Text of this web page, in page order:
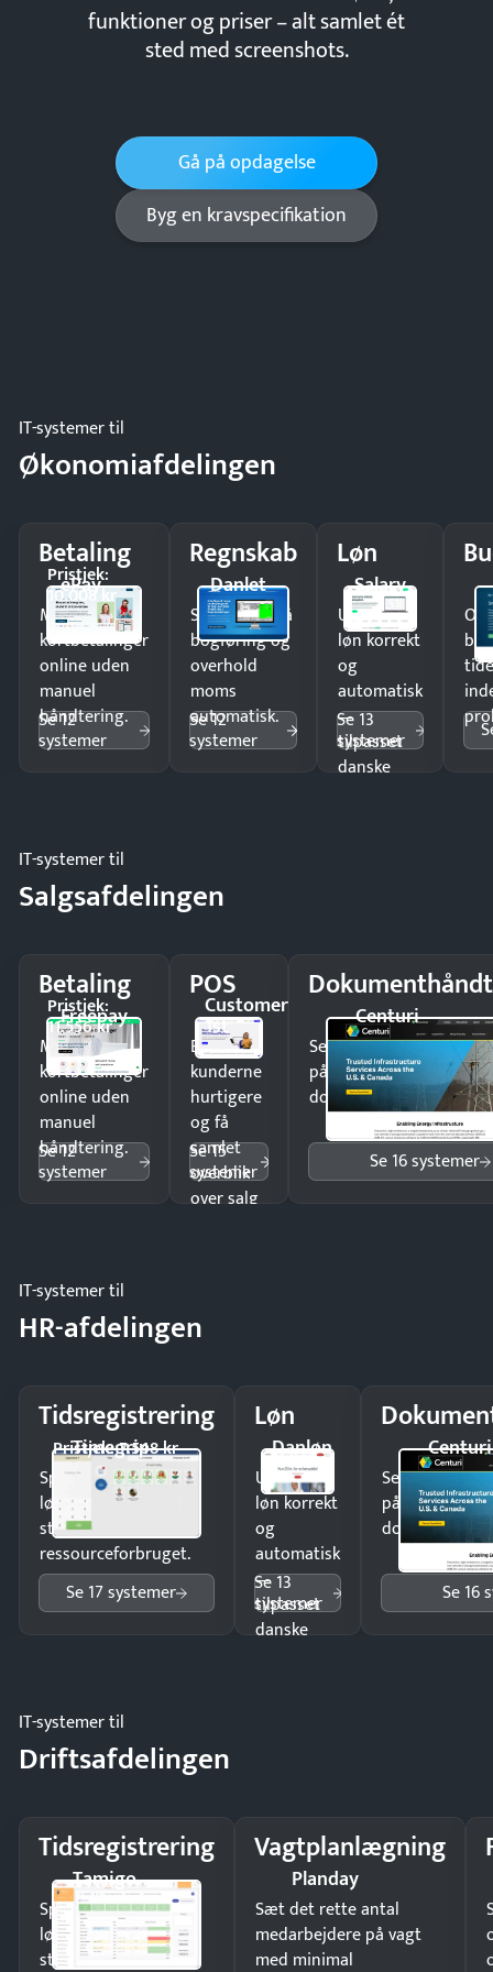
funktioner og priser – alt samlet ét
sted med screenshots.
Gå på opdagelse
Byg en kravspecifikation
IT-systemer til
Økonomiafdelingen
Betaling
ePay
Pristjek:
10.008 kr
Modtag
kortbetalinger
online uden
manuel
håndtering.
Se 12
systemer
Regnskab
Danlet
Spar timer på
bogføring og
overhold
moms
automatisk.
Se 12
systemer
Løn
Salary
Udbetal
løn korrekt
og
automatisk
—
tilpasset
danske
Se 13
systemer
IT-systemer til
Salgsafdelingen
Betaling
Freepay
Pristjek:
11.556 kr
Modtag
kortbetalinger
online uden
manuel
håndtering.
Se 12
systemer
POS
Customer
1st
Ekspedér
kunderne
hurtigere
og få
samlet
overblik
over salg
Se 15
systemer
Centuri
Send kontrakter til
på minutter og mist
dokumenter.
Se 16 systemer
IT-systemer til
HR-afdelingen
Tidsregistrering
Timegrip
Pristjek: 7.548 kr
Spar tid på
lønberegning og få
styr på
ressourceforbruget.
Se 17 systemer
Løn
Danløn
Udbetal
løn korrekt
og
automatisk
—
tilpasset
danske
Se 13
systemer
Centuri
Send
på minutter
dokumenter.
Se 16
IT-systemer til
Driftsafdelingen
Tidsregistrering
Tamigo
Spar tid på
lønberegning og få
styr på
Vagtplanlægning
Planday
Sæt det rette antal
medarbejdere på vagt
med minimal